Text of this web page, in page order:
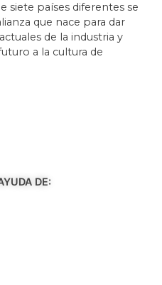
siete países diferentes se
que nace para dar
de la industria y
a la cultura de
DE: